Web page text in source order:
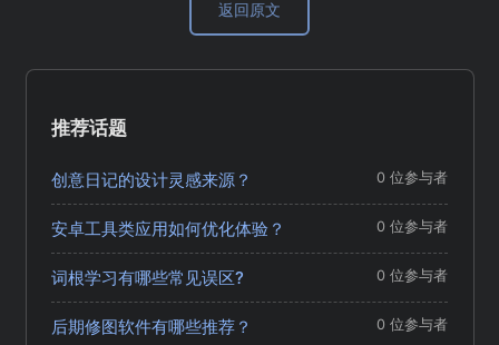
返回原文
推荐话题
创意日记的设计灵感来源？ 0 位参与者
安卓工具类应用如何优化体验？ 0 位参与者
词根学习有哪些常见误区? 0 位参与者
后期修图软件有哪些推荐？ 0 位参与者